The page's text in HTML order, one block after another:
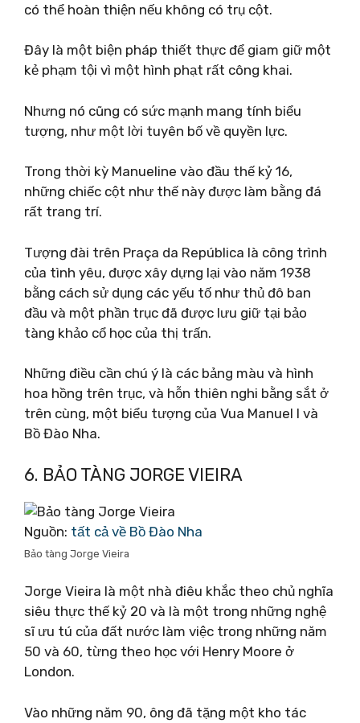
có thể hoàn thiện nếu không có trụ cột.
Đây là một biện pháp thiết thực để giam giữ một
kẻ phạm tội vì một hình phạt rất công khai.
Nhưng nó cũng có sức mạnh mang tính biểu
tượng, như một lời tuyên bố về quyền lực.
Trong thời kỳ Manueline vào đầu thế kỷ 16,
những chiếc cột như thế này được làm bằng đá
rất trang trí.
Tượng đài trên Praça da República là công trình
của tình yêu, được xây dựng lại vào năm 1938
bằng cách sử dụng các yếu tố như thủ đô ban
đầu và một phần trục đã được lưu giữ tại bảo
tàng khảo cổ học của thị trấn.
Những điều cần chú ý là các bảng màu và hình
hoa hồng trên trục, và hỗn thiên nghi bằng sắt ở
trên cùng, một biểu tượng của Vua Manuel I và
Bồ Đào Nha.
6. BẢO TÀNG JORGE VIEIRA
Nguồn: tất cả về Bồ Đào Nha
Bảo tàng Jorge Vieira
Jorge Vieira là một nhà điêu khắc theo chủ nghĩa
siêu thực thế kỷ 20 và là một trong những nghệ
sĩ ưu tú của đất nước làm việc trong những năm
50 và 60, từng theo học với Henry Moore ở
London.
Vào những năm 90, ông đã tặng một kho tác